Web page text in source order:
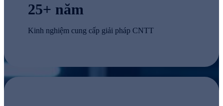
25+ năm
Kinh nghiệm cung cấp giải pháp CNTT